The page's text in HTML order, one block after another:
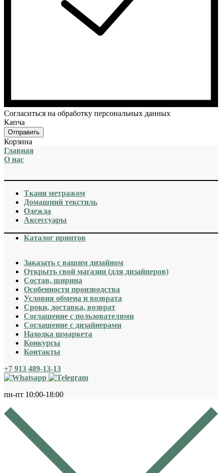
Cогласиться на обработку персональных данных
Капча
Отправить
Корзина
Главная
О нас
Ткани метражом
Домашний текстиль
Одежда
Аксессуары
Каталог принтов
Заказать с вашим дизайном
Открыть свой магазин (для дизайнеров)
Cостав, ширина
Особенности производства
Условия обмена и возврата
Сроки, доставка, возврат
Соглашение с пользователями
Соглашение с дизайнерами
Находка шмаркета
Конкурсы
Контакты
+7 913 489-13-13
пн-пт 10:00-18:00